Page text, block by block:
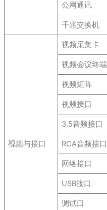
公网通讯
千兆交换机
视频与接口
视频采集卡
视频会议终端
视频矩阵
视频接口
3.5音频接口
RCA音频接口
网络接口
USB接口
调试口